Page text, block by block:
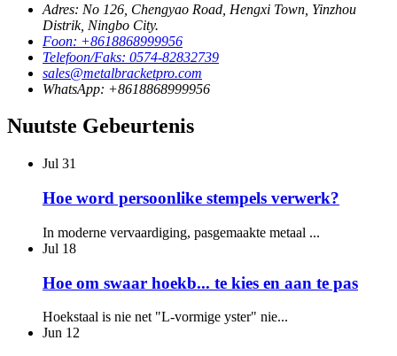
Adres: No 126, Chengyao Road, Hengxi Town, Yinzhou
Distrik, Ningbo City.
Foon: +8618868999956
Telefoon/Faks: 0574-82832739
sales@metalbracketpro.com
WhatsApp: +8618868999956
Nuutste Gebeurtenis
Jul 31
Hoe word persoonlike stempels verwerk?
In moderne vervaardiging, pasgemaakte metaal ...
Jul 18
Hoe om swaar hoekb... te kies en aan te pas
Hoekstaal is nie net "L-vormige yster" nie...
Jun 12